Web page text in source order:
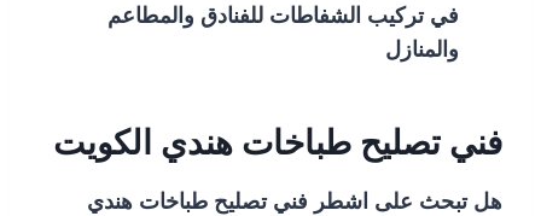
في تركيب الشفاطات للفنادق والمطاعم
والمنازل
فني تصليح طباخات هندي الكويت
هل تبحث على اشطر فني تصليح طباخات هندي